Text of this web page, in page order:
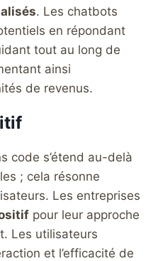
. Les chatbots
en répondant
tout au long de
ainsi
de revenus.
code s’étend au-delà
; cela résonne
Les entreprises
pour leur approche
Les utilisateurs
et l’efficacité de